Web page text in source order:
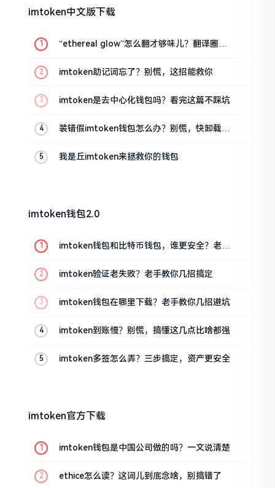
imtoken中文版下载
“ethereal glow”怎么翻才够味儿？翻译圈老
imtoken助记词忘了？别慌，这招能救你
imtoken是去中心化钱包吗？看完这篇不踩坑
装错假imtoken钱包怎么办？别慌，快卸载，
我是丘imtoken来拯救你的钱包
imtoken钱包2.0
imtoken钱包和比特币钱包，谁更安全？老玩
imtoken验证老失败？老手教你几招搞定
imtoken钱包在哪里下载？老手教你几招避坑
imtoken到账慢？别慌，搞懂这几点比啥都强
imtoken多签怎么弄？三步搞定，资产更安全
imtoken官方下载
imtoken钱包是中国公司做的吗？一文说清楚
ethice怎么读？这词儿到底念啥，别搞错了